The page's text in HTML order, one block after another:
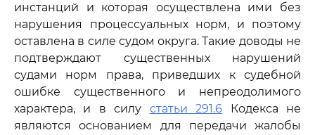
инстанций и которая осуществлена ими без
нарушения процессуальных норм, и поэтому
оставлена в силе судом округа. Такие доводы не
подтверждают существенных нарушений
судами норм права, приведших к судебной
ошибке существенного и непреодолимого
характера, и в силу статьи 291.6 Кодекса не
являются основанием для передачи жалобы